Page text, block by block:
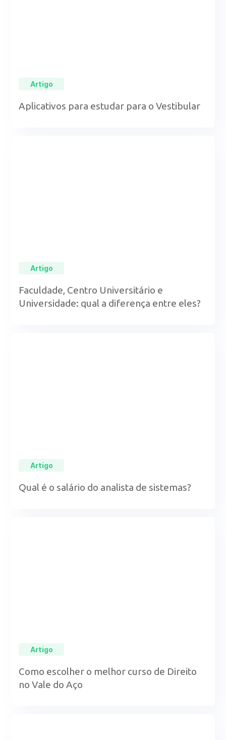
Artigo
Aplicativos para estudar para o Vestibular
Artigo
Faculdade, Centro Universitário e
Universidade: qual a diferença entre eles?
Artigo
Qual é o salário do analista de sistemas?
Artigo
Como escolher o melhor curso de Direito
no Vale do Aço